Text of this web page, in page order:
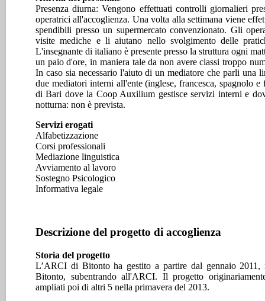
Presenza diurna: Vengono effettuati controlli giornalieri
operatrici all'accoglienza. Una volta alla settimana viene
spendibili presso un supermercato convenzionato. Gli
visite mediche e li aiutano nello svolgimento delle
L'insegnante di italiano è presente presso la struttura ogni
un paio d'ore, in maniera tale da non avere classi troppo
In caso sia necessario l'aiuto di un mediatore che parli una
due mediatori interni all'ente (inglese, francesca, spagnolo
di Bari dove la Coop Auxilium gestisce servizi interni e
notturna: non è prevista.
Servizi erogati
Alfabetizzazione
Corsi professionali
Mediazione linguistica
Avviamento al lavoro
Sostegno Psicologico
Informativa legale
Descrizione del progetto di accoglienza
Storia del progetto
L’ARCI di Bitonto ha gestito a partire dal gennaio
Bitonto, subentrando all'ARCI. Il progetto
ampliati poi di altri 5 nella primavera del 2013.